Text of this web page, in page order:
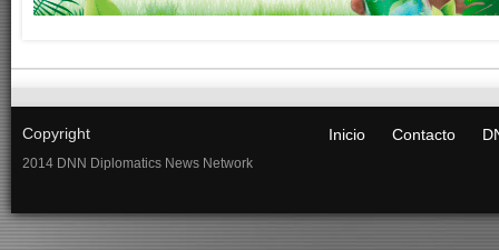
Copyright
2014 DNN Diplomatics News Network
Inicio Contacto